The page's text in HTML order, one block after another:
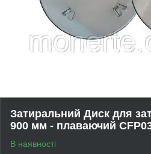
Затиральний Диск для
900 мм - плаваючий
В наявності